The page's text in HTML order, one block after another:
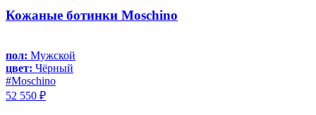
Кожаные ботинки Moschino
пол: Мужской
цвет: Чёрный
#Moschino
52 550 ₽